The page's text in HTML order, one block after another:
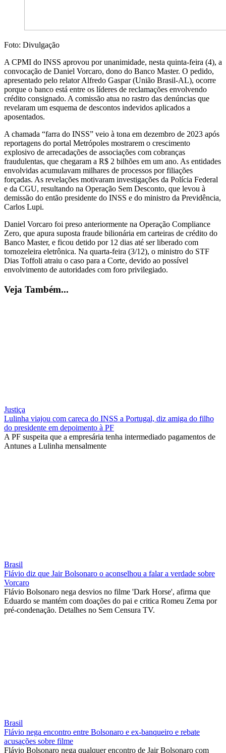
Foto: Divulgação
A CPMI do INSS aprovou por unanimidade, nesta quinta-feira (4), a
convocação de Daniel Vorcaro, dono do Banco Master. O pedido,
apresentado pelo relator Alfredo Gaspar (União Brasil-AL), ocorre
porque o banco está entre os líderes de reclamações envolvendo
crédito consignado. A comissão atua no rastro das denúncias que
revelaram um esquema de descontos indevidos aplicados a
aposentados.
A chamada “farra do INSS” veio à tona em dezembro de 2023 após
reportagens do portal Metrópoles mostrarem o crescimento
explosivo de arrecadações de associações com cobranças
fraudulentas, que chegaram a R$ 2 bilhões em um ano. As entidades
envolvidas acumulavam milhares de processos por filiações
forçadas. As revelações motivaram investigações da Polícia Federal
e da CGU, resultando na Operação Sem Desconto, que levou à
demissão do então presidente do INSS e do ministro da Previdência,
Carlos Lupi.
Daniel Vorcaro foi preso anteriormente na Operação Compliance
Zero, que apura suposta fraude bilionária em carteiras de crédito do
Banco Master, e ficou detido por 12 dias até ser liberado com
tornozeleira eletrônica. Na quarta-feira (3/12), o ministro do STF
Dias Toffoli atraiu o caso para a Corte, devido ao possível
envolvimento de autoridades com foro privilegiado.
Veja Também...
Justiça
Lulinha viajou com careca do INSS a Portugal, diz amiga do filho
do presidente em depoimento à PF
A PF suspeita que a empresária tenha intermediado pagamentos de
Antunes a Lulinha mensalmente
Brasil
Flávio diz que Jair Bolsonaro o aconselhou a falar a verdade sobre
Vorcaro
Flávio Bolsonaro nega desvios no filme 'Dark Horse', afirma que
Eduardo se mantém com doações do pai e critica Romeu Zema por
pré-condenação. Detalhes no Sem Censura TV.
Brasil
Flávio nega encontro entre Bolsonaro e ex-banqueiro e rebate
acusações sobre filme
Flávio Bolsonaro nega qualquer encontro de Jair Bolsonaro com